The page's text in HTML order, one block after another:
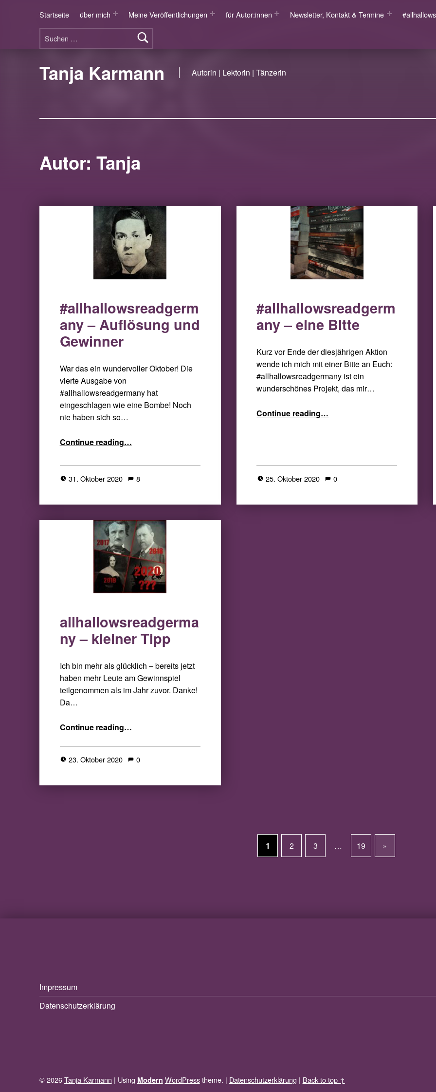
Suchen nach:
Startseite über mich Meine Veröffentlichungen für Autor:innen Newsletter, Kontakt & Termine
Tanja Karmann Autorin | Lektorin | Tänzerin
Autor: Tanja
#allhallowsreadgerm
any – Auflösung und
Gewinner
War das ein wundervoller Oktober! Die
vierte Ausgabe von
#allhallowsreadgermany hat
eingeschlagen wie eine Bombe! Noch
nie haben sich so…
Continue reading…
31. Oktober 2020 8
#allhallowsreadgerm
any – eine Bitte
Kurz vor Ende der diesjährigen Aktion
wende ich mich mit einer Bitte an Euch:
#allhallowsreadgermany ist ein
wunderschönes Projekt, das mir…
Continue reading…
25. Oktober 2020 0
allhallowsreadgerma
ny – kleiner Tipp
Ich bin mehr als glücklich – bereits jetzt
haben mehr Leute am Gewinnspiel
teilgenommen als im Jahr zuvor. Danke!
Da…
Continue reading…
23. Oktober 2020 0
1 2 3 … 19 Next page
»
Impressum
Datenschutzerklärung
© 2026Tanja Karmann | Using Modern WordPresstheme. | Datenschutzerklärung | Back to top ↑